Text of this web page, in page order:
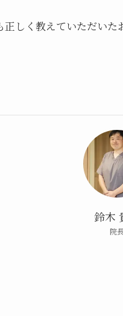
しく教えていただいた
鈴木
院長